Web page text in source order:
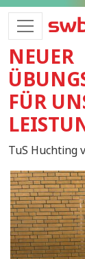
NEUER
FÜR
TuS Huchting